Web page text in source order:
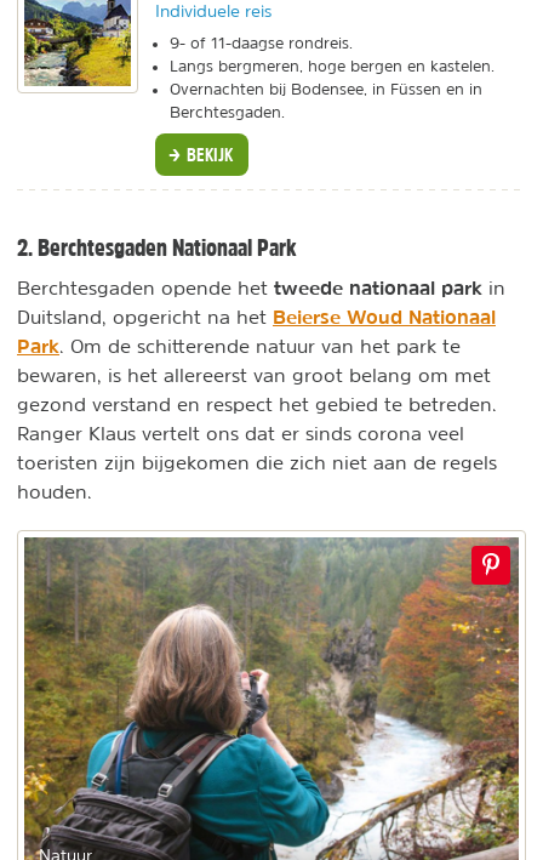
Individuele reis
9- of 11-daagse rondreis.
Langs bergmeren, hoge bergen en kastelen.
Overnachten bij Bodensee, in Füssen en in
Berchtesgaden.
BEKIJK
2. Berchtesgaden Nationaal Park
Berchtesgaden opende het tweede nationaal park in
Duitsland, opgericht na het Beierse Woud Nationaal
Park . Om de schitterende natuur van het park te
bewaren, is het allereerst van groot belang om met
gezond verstand en respect het gebied te betreden.
Ranger Klaus vertelt ons dat er sinds corona veel
toeristen zijn bijgekomen die zich niet aan de regels
houden.
Natuur